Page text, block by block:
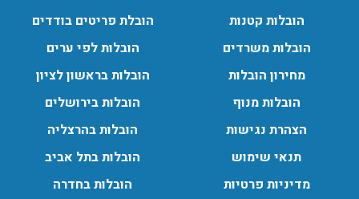
הובלות מנוף בפרדס חנה:
תכולת דירה שלמה עם מנוף.
עודכן לאחרונה: 24/02/2026, 10:42
הובלות קטנות
הובלות משרדים
מחירון הובלות
הובלות מנוף
הצהרת נגישות
תנאי שימוש
מדיניות פרטיות
הובלת פריטים בודדים
הובלות לפי ערים
הובלות בראשון לציון
הובלות בירושלים
הובלות בהרצליה
הובלות בתל אביב
הובלות בחדרה